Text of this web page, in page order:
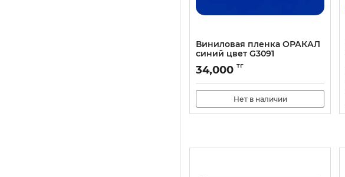
Виниловая пленка ОРАКАЛ
cиний цвет G3091
34,000 тг
Нет в наличии